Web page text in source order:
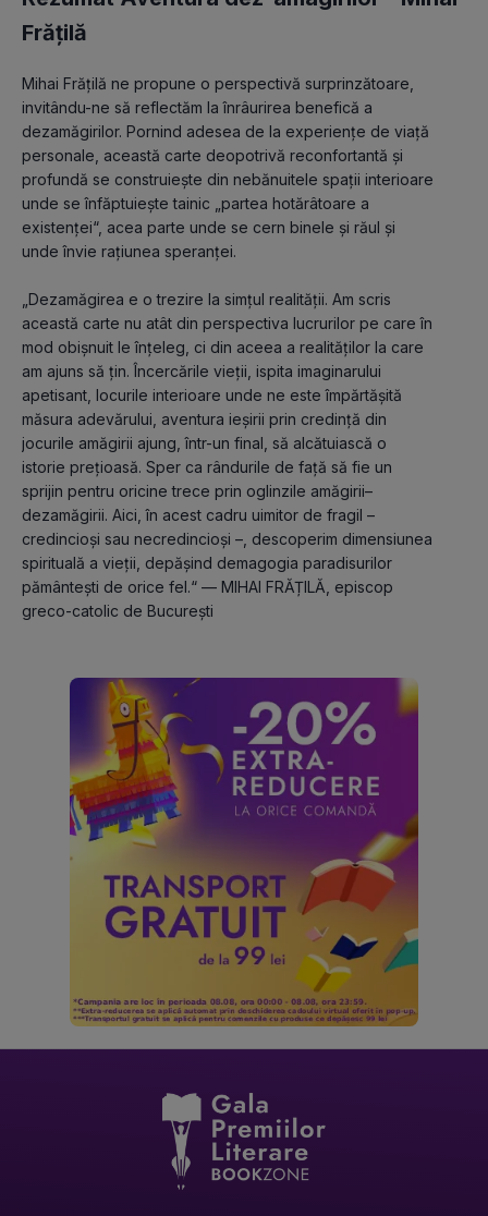
Frățilă
Mihai Frățilă ne propune o perspectivă surprinzătoare,
invitându-ne să reflectăm la înrâurirea benefică a
dezamăgirilor. Pornind adesea de la experiențe de viață
personale, această carte deopotrivă reconfortantă și
profundă se construiește din nebănuitele spații interioare
unde se înfăptuiește tainic „partea hotărâtoare a
existenței“, acea parte unde se cern binele și răul și
unde învie rațiunea speranței.
„Dezamăgirea e o trezire la simțul realității. Am scris
această carte nu atât din perspectiva lucrurilor pe care în
mod obișnuit le înțeleg, ci din aceea a realităților la care
am ajuns să țin. Încercările vieții, ispita imaginarului
apetisant, locurile interioare unde ne este împărtășită
măsura adevărului, aventura ieșirii prin credință din
jocurile amăgirii ajung, într-un final, să alcătuiască o
istorie prețioasă. Sper ca rândurile de față să fie un
sprijin pentru oricine trece prin oglinzile amăgirii–
dezamăgirii. Aici, în acest cadru uimitor de fragil –
credincioși sau necredincioși –, descoperim dimensiunea
spirituală a vieții, depășind demagogia paradisurilor
pământești de orice fel.“ — MIHAI FRĂȚILĂ, episcop
greco-catolic de București